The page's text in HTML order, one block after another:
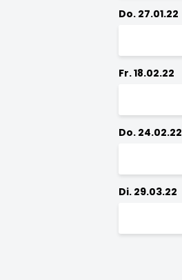
Do. 27.01.22
Fr. 18.02.22
Do. 24.02.22
Di. 29.03.22